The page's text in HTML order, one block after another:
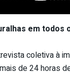
em todos
coletiva à
de 24 horas